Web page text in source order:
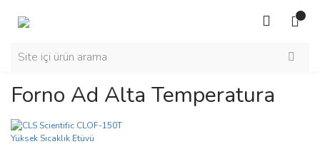
Forno Ad Alta Temperatura